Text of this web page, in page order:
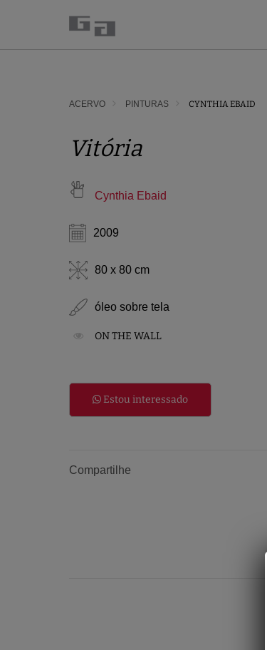
ACERVO PINTURAS CYNTHIA EBAID
Vitória
Cynthia Ebaid
2009
80 x 80 cm
óleo sobre tela
ON THE WALL
Estou interessado
Compartilhe